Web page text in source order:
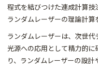
程式を結びつけた連成計算
ランダムレーザーの理論計算
ランダムレーザーは、次世
光源への応用として精力的
り、ランダムレーザーの設